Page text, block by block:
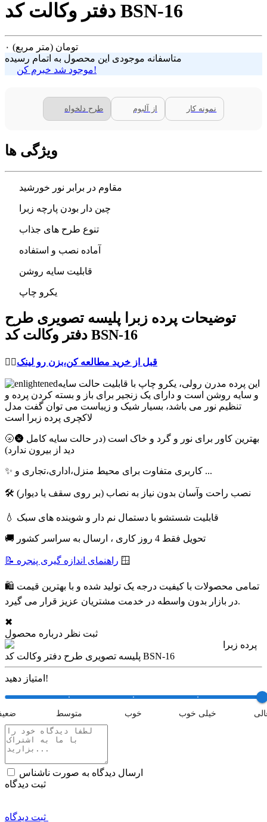
دفتر وکالت کد BSN-16
۰ تومان (متر مربع)
متاسفانه موجودی این محصول به اتمام رسیده
موجود شد خبرم کن!
طرح دلخواه از آلبوم نمونه کار
ویژگی ها
مقاوم در برابر نور خورشید
چین دار بودن پارچه زبرا
تنوع طرح های جذاب
آماده نصب و استفاده
قابلیت سایه روشن
یکرو چاپ
توضیحات پرده زبرا پلیسه تصویری طرح
دفتر وکالت کد BSN-16
👈🏻قبل از خرید مطالعه کن،بزن رو لینک
این پرده مدرن رولی، یکرو چاپ با قابلیت حالت سایه
و سایه روشن است و دارای یک زنجیر برای باز و بسته کردن پرده و
تنظیم نور می باشد، بسیار شیک و زیباست می توان گفت مدل
لاکچری پرده زبرا است
🌝🌚 بهترین کاور برای نور و گرد و خاک است (در حالت سایه کامل
دید از بیرون ندارد)
✨ کاربری متفاوت برای محیط منزل،اداری،تجاری و ...
🛠 نصب راحت وآسان بدون نیاز به نصاب (بر روی سقف یا دیوار)
💧 قابلیت شستشو با دستمال نم دار و شوینده های سبک
🚚 تحویل فقط 4 روز کاری ، ارسال به سراسر کشور
📝 راهنمای اندازه گیری پنجره 🪟
🛍 تمامی محصولات با کیفیت درجه یک تولید شده و با بهترین قیمت
در بازار بدون واسطه در خدمت مشتریان عزیز قرار می گیرد.
✖
ثبت نظر درباره محصول
پرده زبرا
پلیسه تصویری طرح دفتر وکالت کد BSN-16
امتیاز دهید!
متوسط خوب خیلی خوب
ارسال دیدگاه به صورت ناشناس
ثبت دیدگاه